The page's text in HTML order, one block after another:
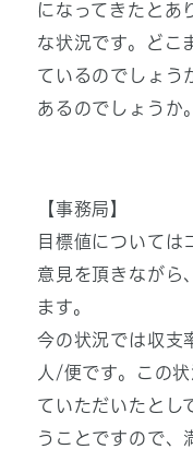
になってきたとあ
な状況です。どこ
ているのでしょう
あるのでしょうか。
【事務局】
目標値については
意見を頂きながら
ます。
今の状況では収支
人/便です。この
ていただいたとし
うことですので、